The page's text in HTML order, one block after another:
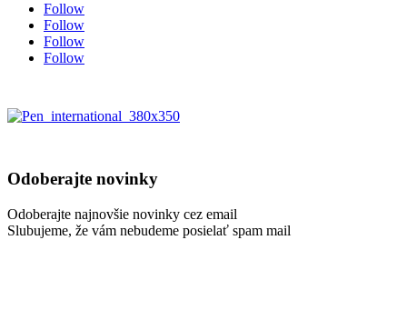
Follow
Follow
Follow
Follow
Odoberajte novinky
Odoberajte najnovšie novinky cez email
Slubujeme, že vám nebudeme posielať spam mail